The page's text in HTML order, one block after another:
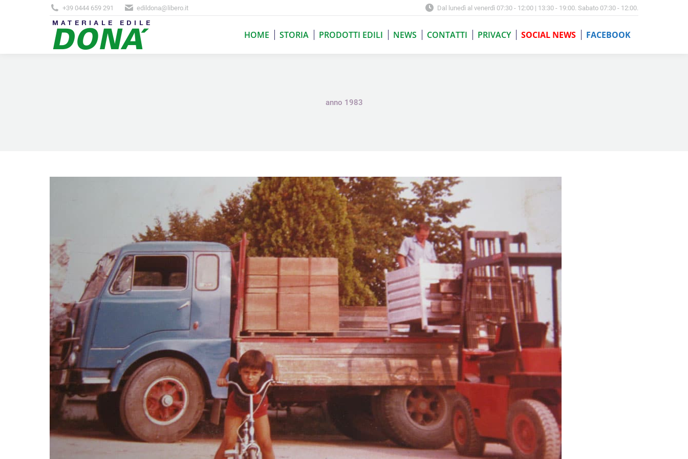
+39 0444 659 291 edildona@libero.it Dal lunedì al venerdì 07:30 - 12:00 | 13:30 - 19:00. Sabato 07:30 - 12:00.
HOME STORIA PRODOTTI EDILI NEWS CONTATTI PRIVACY SOCIAL NEWS FACEBOOK
anno 1983
HOME STORIA PRODOTTI EDILI NEWS CONTATTI PRIVACY SOCIAL NEWS FACEBOOK